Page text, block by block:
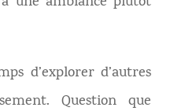
d’explorer d’autres
Question que